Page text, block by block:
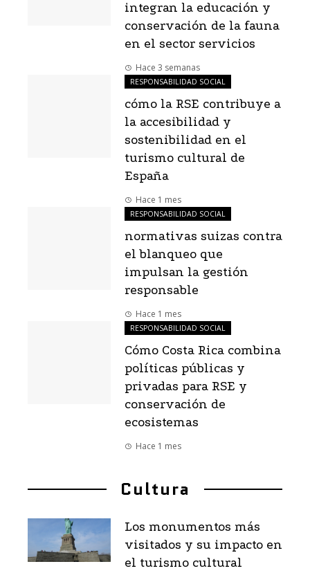
integran la educación y
conservación de la fauna
en el sector servicios
Hace 3 semanas
RESPONSABILIDAD SOCIAL
cómo la RSE contribuye a
la accesibilidad y
sostenibilidad en el
turismo cultural de
España
Hace 1 mes
RESPONSABILIDAD SOCIAL
normativas suizas contra
el blanqueo que
impulsan la gestión
responsable
Hace 1 mes
RESPONSABILIDAD SOCIAL
Cómo Costa Rica combina
políticas públicas y
privadas para RSE y
conservación de
ecosistemas
Hace 1 mes
Cultura
Los monumentos más
visitados y su impacto en
el turismo cultural